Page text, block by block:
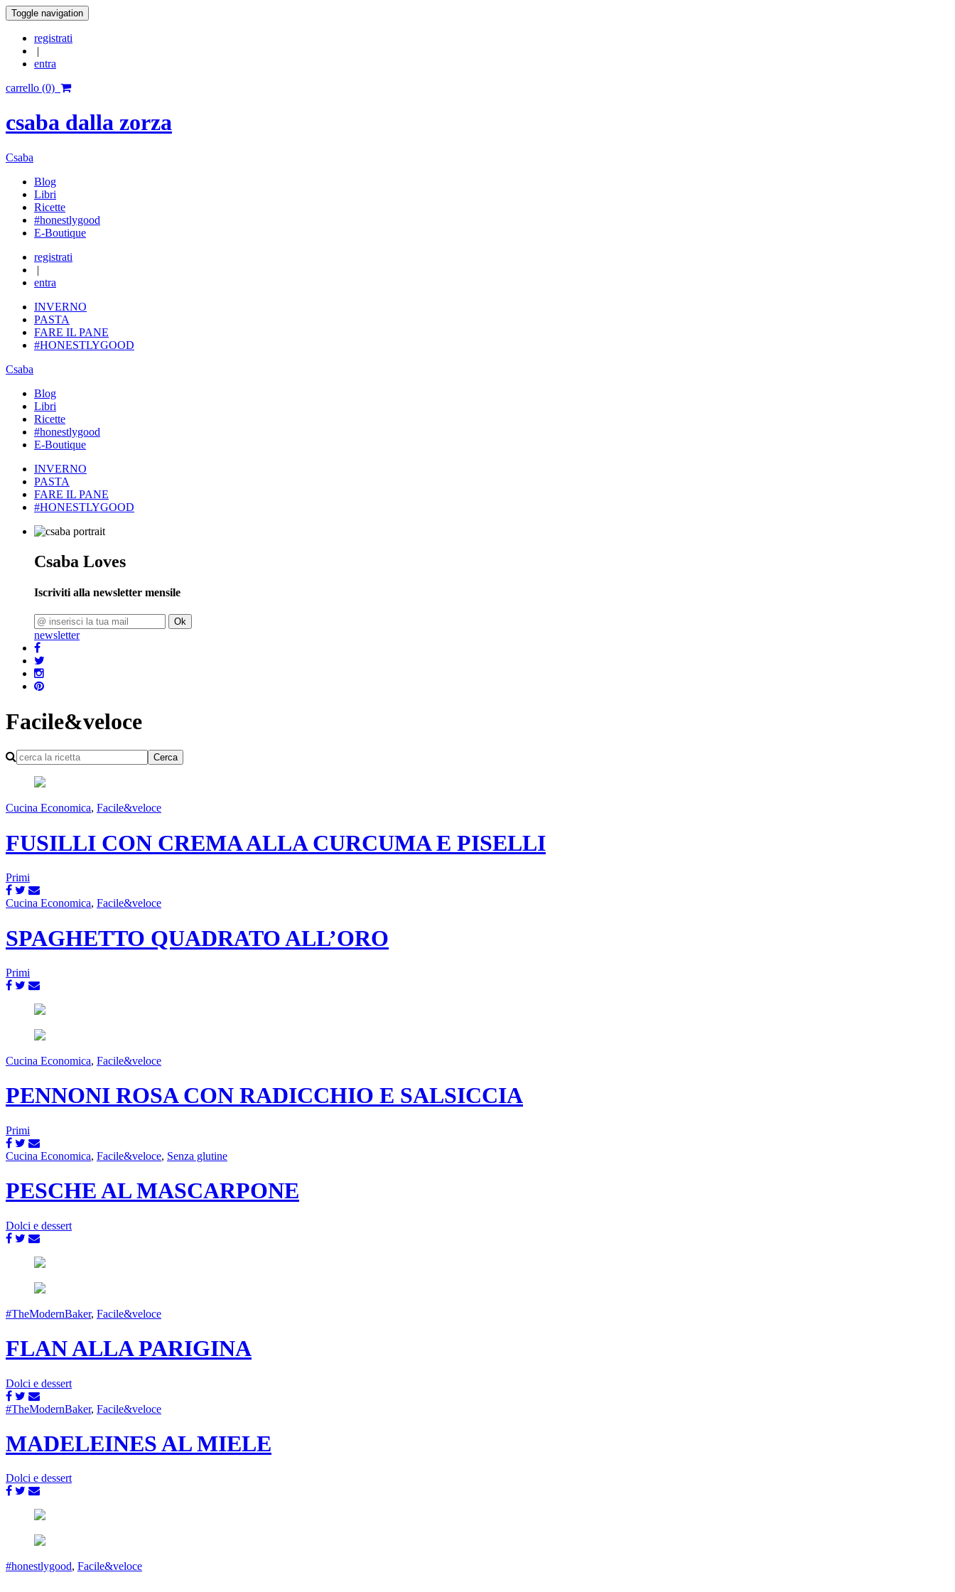
Toggle navigation
registrati
|
entra
carrello (0)
csaba dalla zorza
Csaba
Blog
Libri
Ricette
#honestlygood
E-Boutique
registrati
|
entra
INVERNO
PASTA
FARE IL PANE
#HONESTLYGOOD
Csaba
Blog
Libri
Ricette
#honestlygood
E-Boutique
INVERNO
PASTA
FARE IL PANE
#HONESTLYGOOD
Csaba Loves
Iscriviti alla newsletter mensile
Ok
newsletter
Facile&veloce
Cucina Economica, Facile&veloce
FUSILLI CON CREMA ALLA CURCUMA E PISELLI
Primi
Cucina Economica, Facile&veloce
SPAGHETTO QUADRATO ALL’ORO
Primi
Cucina Economica, Facile&veloce
PENNONI ROSA CON RADICCHIO E SALSICCIA
Primi
Cucina Economica, Facile&veloce, Senza glutine
PESCHE AL MASCARPONE
Dolci e dessert
#TheModernBaker, Facile&veloce
FLAN ALLA PARIGINA
Dolci e dessert
#TheModernBaker, Facile&veloce
MADELEINES AL MIELE
Dolci e dessert
#honestlygood, Facile&veloce